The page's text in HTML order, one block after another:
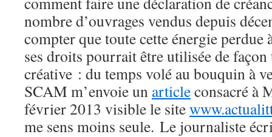
nombre d’ouvrages vendus depuis
compter que toute cette énergie
ses droits pourrait être utilisée de
créative : du temps volé au bouquin à
SCAM m’envoie un articleconsacré à
février 2013 visible le site
me sens moins seule. Le journaliste